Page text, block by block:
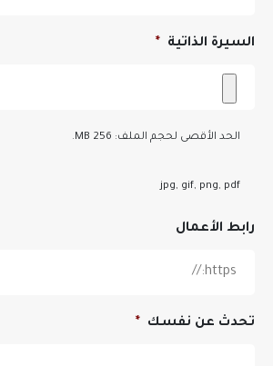
السيرة الذاتية *
الحد الأقصى لحجم الملف: 256 MB.
jpg, gif, png, pdf
رابط الأعمال
تحدث عن نفسك *